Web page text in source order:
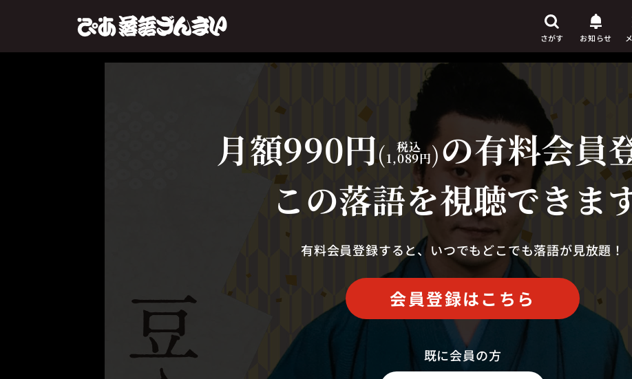
さがす
芸人からさがす
演目 からさがす
上演時間からさがす
お知らせ
月額990円( 税込
1,089円)の有料会員
この落語を視聴できま
有料会員登録すると、いつでもどこでも落語が見放題！
会員登録はこちら
既に会員の方